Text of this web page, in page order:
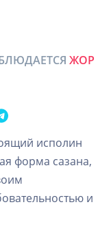
ЖОР
исполин
форма сазана,
и